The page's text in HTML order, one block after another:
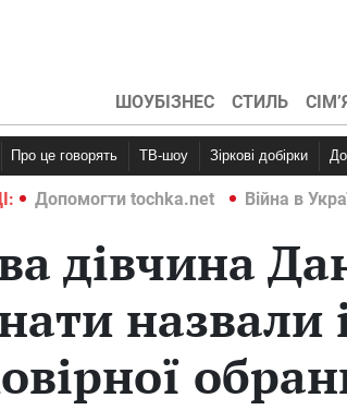
ШОУБІЗНЕС СТИЛЬ
Про це говорять ТВ-шоу Зіркові добірки
Допомогти tochka.net Війна в
дівчина
назвали